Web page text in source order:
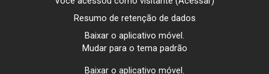
Resumo de retenção de dados
Baixar o aplicativo móvel.
Mudar para o tema padrão
Baixar o aplicativo móvel.